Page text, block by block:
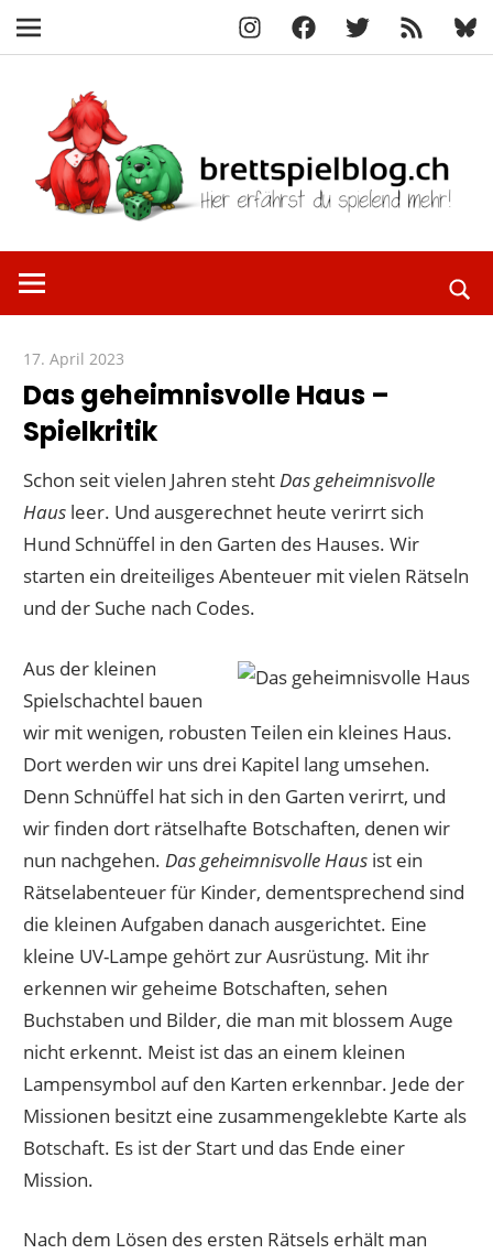
InstagramFacebook
X
RSS-
Feed
Navigation
springen
erfährst
mehr!
17. April 2023
Das geheimnisvolle Haus –
Spielkritik
Schon seit vielen Jahren stehtDas geheimnisvolle
Haus leer. Und ausgerechnet heute verirrt sich
Hund Schnüffel in den Garten des Hauses. Wir
starten ein dreiteiliges Abenteuer mit vielen Rätseln
und der Suche nach Codes.
Aus der kleinen
Spielschachtel bauen
wir mit wenigen, robusten Teilen ein kleines Haus.
Dort werden wir uns drei Kapitel lang umsehen.
Denn Schnüffel hat sich in den Garten verirrt, und
wir finden dort rätselhafte Botschaften, denen wir
nun nachgehen.Das geheimnisvolle Haus ist ein
Rätselabenteuer für Kinder, dementsprechend sind
die kleinen Aufgaben danach ausgerichtet. Eine
kleine UV-Lampe gehört zur Ausrüstung. Mit ihr
erkennen wir geheime Botschaften, sehen
Buchstaben und Bilder, die man mit blossem Auge
nicht erkennt. Meist ist das an einem kleinen
Lampensymbol auf den Karten erkennbar. Jede der
Missionen besitzt eine zusammengeklebte Karte als
Botschaft. Es ist der Start und das Ende einer
Mission.
Nach dem Lösen des ersten Rätsels erhält man